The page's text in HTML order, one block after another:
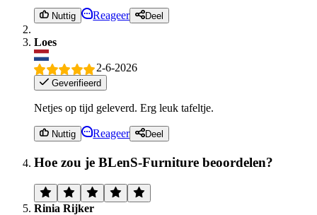
Nuttig Reageer Deel
Loes
2-6-2026
Geverifieerd
Netjes op tijd geleverd. Erg leuk tafeltje.
Nuttig Reageer Deel
Hoe zou je BLenS-Furniture beoordelen?
Rinia Rijker